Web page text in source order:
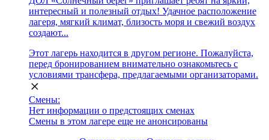
интересный и полезный отдых! Удачное расположение
лагеря, мягкий климат, близость моря и свежий воздух
создают...
Этот лагерь находится в другом регионе. Пожалуйста,
перед бронированием внимательно ознакомьтесь с
условиями трансфера, предлагаемыми организаторами.
Смены:
Нет информации о предстоящих сменах
Смены в этом лагере еще не анонсированы